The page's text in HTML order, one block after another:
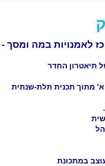
לאמנויות במה ומסך
תיאטרון החדר
א' מתוך תכנית תלת-שנתית
במתכונת